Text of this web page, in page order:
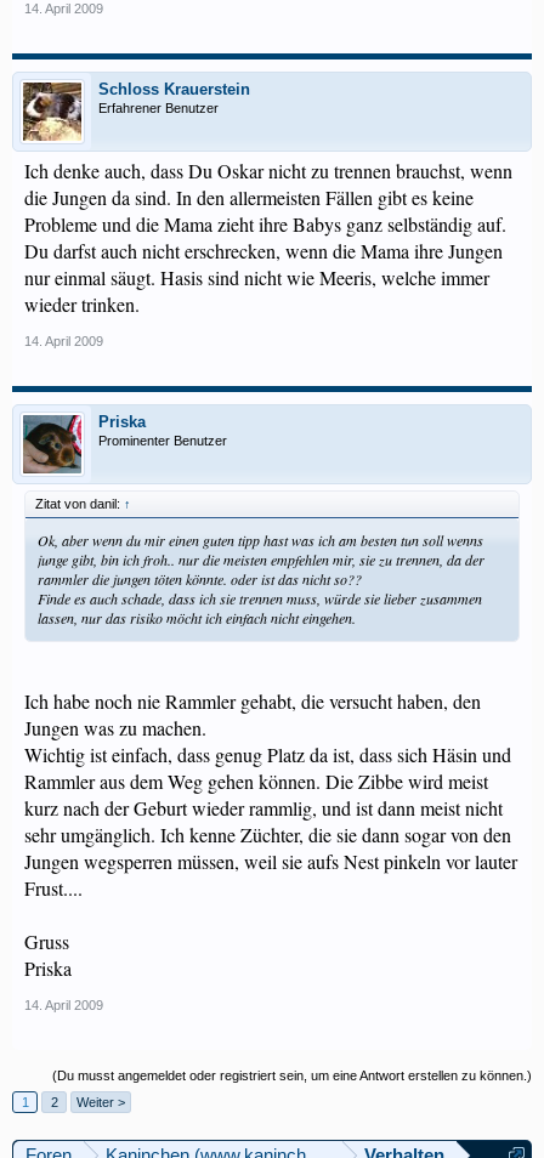
14. April 2009
Schloss Krauerstein
Erfahrener Benutzer
Ich denke auch, dass Du Oskar nicht zu trennen brauchst, wenn
die Jungen da sind. In den allermeisten Fällen gibt es keine
Probleme und die Mama zieht ihre Babys ganz selbständig auf.
Du darfst auch nicht erschrecken, wenn die Mama ihre Jungen
nur einmal säugt. Hasis sind nicht wie Meeris, welche immer
wieder trinken.
14. April 2009
Priska
Prominenter Benutzer
Zitat von danil: ↑
Ok, aber wenn du mir einen guten tipp hast was ich am besten tun soll wenns
junge gibt, bin ich froh.. nur die meisten empfehlen mir, sie zu trennen, da der
rammler die jungen töten könnte. oder ist das nicht so??
Finde es auch schade, dass ich sie trennen muss, würde sie lieber zusammen
lassen, nur das risiko möcht ich einfach nicht eingehen.
Ich habe noch nie Rammler gehabt, die versucht haben, den
Jungen was zu machen.
Wichtig ist einfach, dass genug Platz da ist, dass sich Häsin und
Rammler aus dem Weg gehen können. Die Zibbe wird meist
kurz nach der Geburt wieder rammlig, und ist dann meist nicht
sehr umgänglich. Ich kenne Züchter, die sie dann sogar von den
Jungen wegsperren müssen, weil sie aufs Nest pinkeln vor lauter
Frust....
Gruss
Priska
14. April 2009
(Du musst angemeldet oder registriert sein, um eine Antwort erstellen zu können.)
1
2 Weiter >